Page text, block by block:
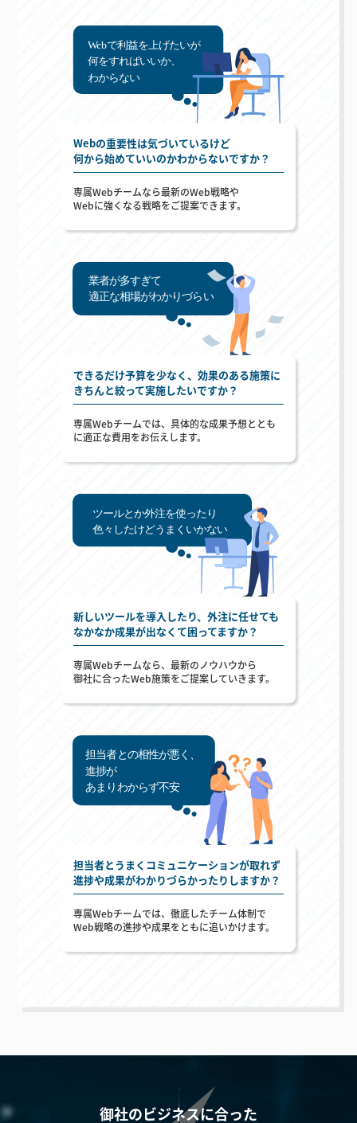
Webの重要性は気づいているけど
何から始めていいのかわからないですか？
専属Webチームなら最新のWeb戦略や
Webに強くなる戦略をご提案できます。
できるだけ予算を少なく、効果のある施策に
きちんと絞って実施したいですか？
専属Webチームでは、具体的な成果予想ととも
に適正な費用をお伝えします。
新しいツールを導入したり、外注に任せても
なかなか成果が出なくて困ってますか？
専属Webチームなら、最新のノウハウから
御社に合ったWeb施策をご提案していきます。
担当者とうまくコミュニケーションが取れず
進捗や成果がわかりづらかったりしますか？
専属Webチームでは、徹底したチーム体制で
Web戦略の進捗や成果をともに追いかけます。
御社のビジネスに合った